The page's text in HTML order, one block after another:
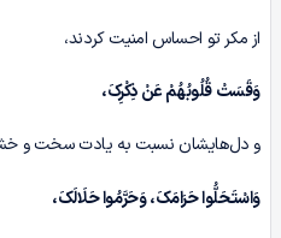
از مکر تو احساس امنیت کردند،
وَقَسَتْ قُلُوبُهُمْ عَنْ ذِکْرِکَ،
و دل‌هایشان نسبت به یادت سخت و
وَاسْتَحَلُّوا حَرَامَکَ، وَحَرَّمُوا حَلَالَکَ،